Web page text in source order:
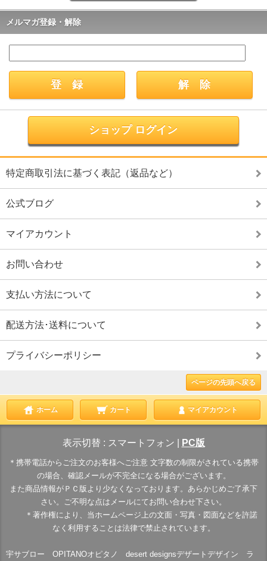
メルマガ登録・解除
ショップ ログイン
特定商取引法に基づく表記（返品など）
公式ブログ
マイアカウント
お問い合わせ
支払い方法について
配送方法･送料について
プライバシーポリシー
ページの先頭へ戻る
ホーム カート マイアカウント
表示切替 : スマートフォン PC版
＊携帯電話からご注文のお客様へご注意 文字数の制限がされている携帯
の場合、確認メールが不完全になる場合がございます。
また商品情報がＰＣ版より少なくなっております。あらかじめご了承下
さい。ご不明な点はメールにてお問い合わせ下さい。
＊著作権により、当ホームページ上の文面・写真・図面などを許諾
なく利用することは法律で禁止されています。
宇サブロー OPITANOオピタノ desert designsデザートデザイン ラ